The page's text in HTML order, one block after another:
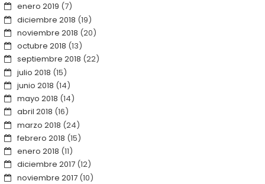
enero 2019 (7)
diciembre 2018 (19)
noviembre 2018 (20)
octubre 2018 (13)
septiembre 2018 (22)
julio 2018 (15)
junio 2018 (14)
mayo 2018 (14)
abril 2018 (16)
marzo 2018 (24)
febrero 2018 (15)
enero 2018 (11)
diciembre 2017(12)
noviembre 2017(10)